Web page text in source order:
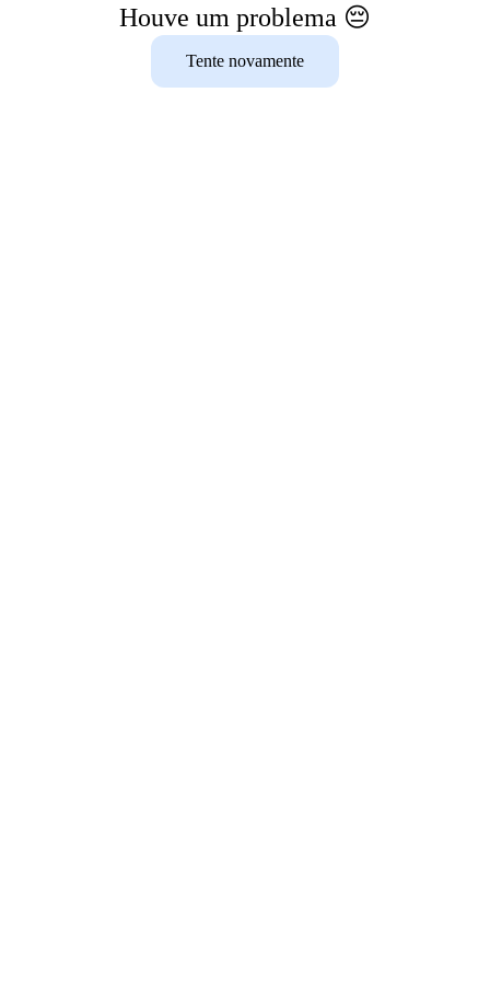
Houve um problema 😔
Tente novamente